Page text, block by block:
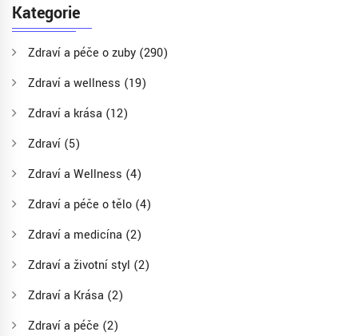
Kategorie
Zdraví a péče o zuby (290)
Zdraví a wellness (19)
Zdraví a krása (12)
Zdraví (5)
Zdraví a Wellness (4)
Zdraví a péče o tělo (4)
Zdraví a medicína (2)
Zdraví a životní styl (2)
Zdraví a Krása (2)
Zdraví a péče (2)